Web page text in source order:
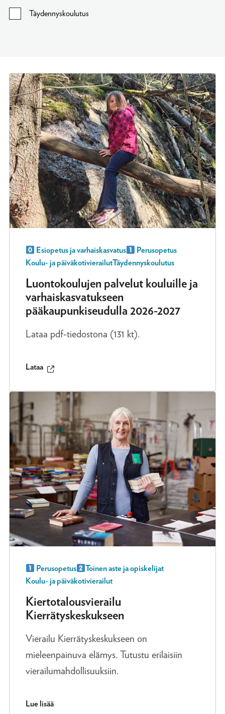
Täydennyskoulutus
Esiopetus ja varhaiskasvatus
Perusopetus
Koulu- ja päiväkotivierailutTäydennyskoulutus
Luontokoulujen palvelut kouluille ja
varhaiskasvatukseen
pääkaupunkiseudulla 2026-2027
Lataa pdf-tiedostona (131 kt).
Lataa
Perusopetus
Toinen aste ja opiskelijat
Koulu- ja päiväkotivierailut
Kiertotalousvierailu
Kierrätyskeskukseen
Vierailu Kierrätyskeskukseen on
mieleenpainuva elämys. Tutustu erilaisiin
vierailumahdollisuuksiin.
Lue lisää